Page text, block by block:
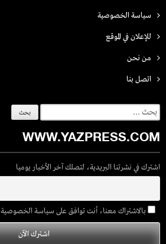
سياسة الخصوصية
للإعلان في الموقع
من نحن
اتصل بنـا
البحث
عن:
WWW.YAZPRESS.COM
اشترك في نشرتنا البريدية، لتصلك آخر الأخبار يوميا
بالاشتراك معنا، أنت توافق على سياسة الخصوصية